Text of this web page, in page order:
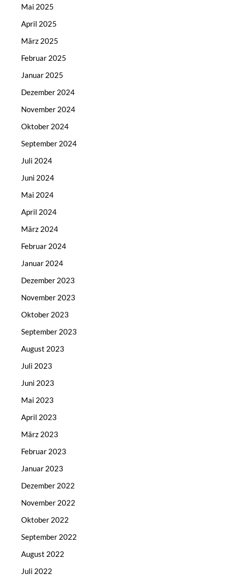
Mai 2025
April 2025
März 2025
Februar 2025
Januar 2025
Dezember 2024
November 2024
Oktober 2024
September 2024
Juli 2024
Juni 2024
Mai 2024
April 2024
März 2024
Februar 2024
Januar 2024
Dezember 2023
November 2023
Oktober 2023
September 2023
August 2023
Juli 2023
Juni 2023
Mai 2023
April 2023
März 2023
Februar 2023
Januar 2023
Dezember 2022
November 2022
Oktober 2022
September 2022
August 2022
Juli 2022